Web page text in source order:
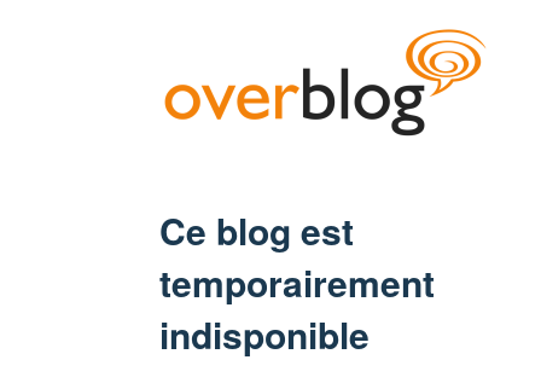
Ce blog est
temporairement
indisponible